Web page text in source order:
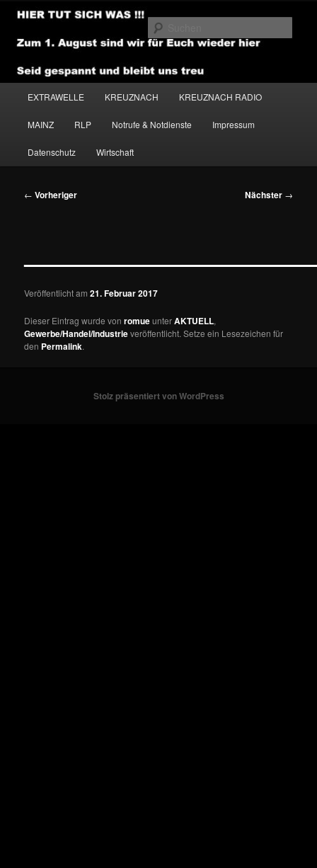
Zum
primären
Inhalt
NEWSHOUSE.MEDIA
EXTRAWELLE KREUZNACH KREUZNACH RADIO
MAINZ RLP Notrufe & Notdienste Impressum
Datenschutz Wirtschaft
Beitragsnavigation
← Vorheriger Nächster →
Veröffentlicht am21. Februar 2017
Dieser Eintrag wurde vonromueunterAKTUELL,
Gewerbe/Handel/Industrieveröffentlicht. Setze ein Lesezeichen für
den Permalink.
Stolz präsentiert von WordPress